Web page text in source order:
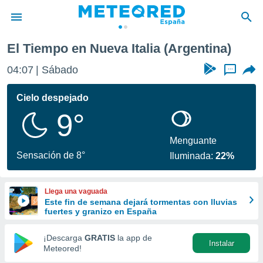
de
por
se
calidad.
a este
las
y
forma
digital
basada
El Tiempo en Nueva Italia (Argentina)
04:07 Sábado ...
Cielo despejado
9°
Sensación de 8°
Menguante
Iluminada:22%
Llega una vaguada
Este fin de semana dejará tormentas con lluvias
fuertes y granizo en España
¡Descarga GRATIS la app de
Meteored!
Instalar